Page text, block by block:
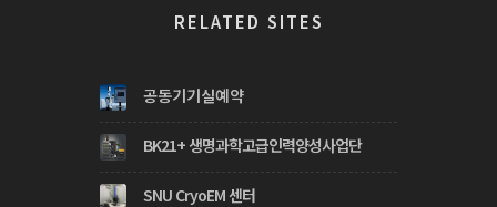
RELATED SITES
공동기기실예약
BK21+ 생명과학고급인력양성사업단
SNU CryoEM 센터